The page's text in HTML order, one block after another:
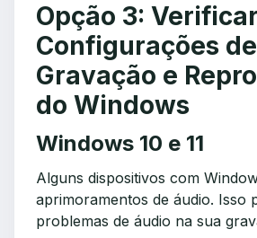
Opção 3:
Configurações de
Gravação e
do Windows
Windows 10 e 11
Alguns dispositivos com
aprimoramentos de áudio. Isso
problemas de áudio na sua